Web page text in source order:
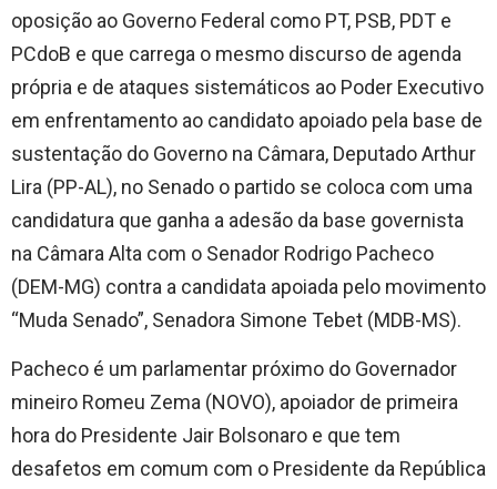
oposição ao Governo Federal como PT, PSB, PDT e
PCdoB e que carrega o mesmo discurso de agenda
própria e de ataques sistemáticos ao Poder Executivo
em enfrentamento ao candidato apoiado pela base de
sustentação do Governo na Câmara, Deputado Arthur
Lira (PP-AL), no Senado o partido se coloca com uma
candidatura que ganha a adesão da base governista
na Câmara Alta com o Senador Rodrigo Pacheco
(DEM-MG) contra a candidata apoiada pelo movimento
“Muda Senado”, Senadora Simone Tebet (MDB-MS).
Pacheco é um parlamentar próximo do Governador
mineiro Romeu Zema (NOVO), apoiador de primeira
hora do Presidente Jair Bolsonaro e que tem
desafetos em comum com o Presidente da República